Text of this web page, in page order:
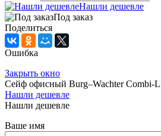
Нашли дешевле
Под заказ
Поделиться
Ошибка
Закрыть окно
Сейф офисный Burg–Wachter Combi-
Нашли дешевле
Нашли дешевле
Ваше имя